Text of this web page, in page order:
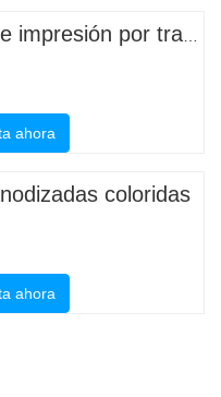
ahora
coloridas
ahora